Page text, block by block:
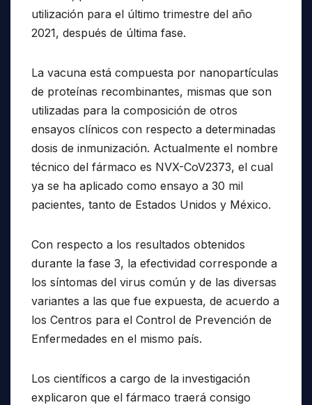
utilización para el último trimestre del año
2021, después de última fase.
La vacuna está compuesta por nanopartículas
de proteínas recombinantes, mismas que son
utilizadas para la composición de otros
ensayos clínicos con respecto a determinadas
dosis de inmunización. Actualmente el nombre
técnico del fármaco es NVX-CoV2373, el cual
ya se ha aplicado como ensayo a 30 mil
pacientes, tanto de Estados Unidos y México.
Con respecto a los resultados obtenidos
durante la fase 3, la efectividad corresponde a
los síntomas del virus común y de las diversas
variantes a las que fue expuesta, de acuerdo a
los Centros para el Control de Prevención de
Enfermedades en el mismo país.
Los científicos a cargo de la investigación
explicaron que el fármaco traerá consigo